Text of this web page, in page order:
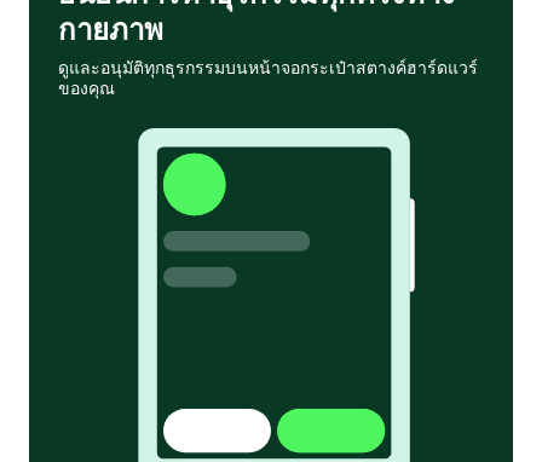
กายภาพ
ดูและอนุมัติทุกธุรกรรมบนหน้าจอกระเป๋าสตางค์ฮาร์ดแวร์
ของคุณ